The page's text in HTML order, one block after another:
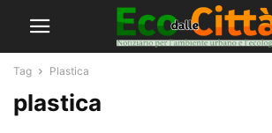
Tag Plastica
plastica